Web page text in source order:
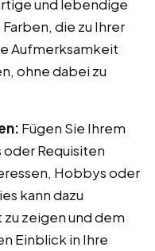
und lebendige
die zu Ihrer
Aufmerksamkeit
ohne dabei zu
Fügen Sie Ihrem
Requisiten
Hobbys oder
kann dazu
zeigen und dem
Einblick in Ihre